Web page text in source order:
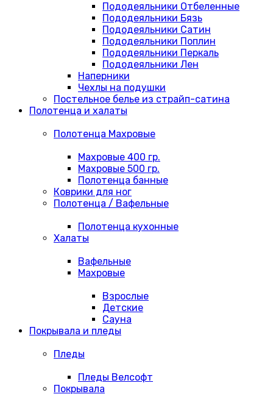
Пододеяльники Отбеленные
Пододеяльники Бязь
Пододеяльники Сатин
Пододеяльники Поплин
Пододеяльники Перкаль
Пододеяльники Лен
Наперники
Чехлы на подушки
Постельное белье из страйп-сатина
Полотенца и халаты
Полотенца Махровые
Махровые 400 гр.
Махровые 500 гр.
Полотенца банные
Коврики для ног
Полотенца / Вафельные
Полотенца кухонные
Халаты
Вафельные
Махровые
Взрослые
Детские
Сауна
Покрывала и пледы
Пледы
Пледы Велсофт
Покрывала